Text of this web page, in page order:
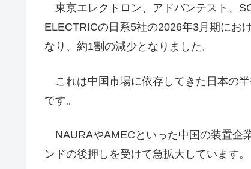
東京エレクトロン、アドバンテスト、
ELECTRICの日系5社の2026年3月期にお
なり、約1割の減少となりました。
これは中国市場に依存してきた日本の
です。
NAURAやAMECといった中国の装置企
ンドの後押しを受けて急拡大しています。